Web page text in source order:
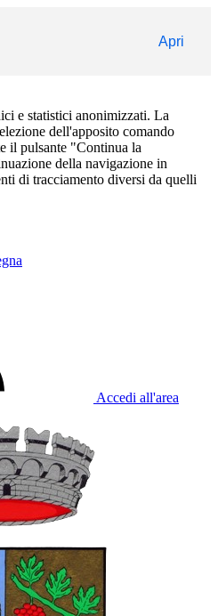
Apri
e statistici anonimizzati. La
dell'apposito comando
il pulsante "Continua la
della navigazione in
di tracciamento diversi da quelli
Accedi all'area